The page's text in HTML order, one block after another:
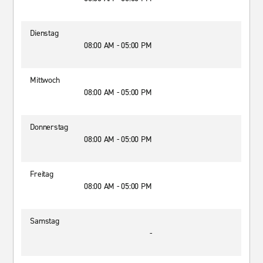
Dienstag
08:00 AM - 05:00 PM
Mittwoch
08:00 AM - 05:00 PM
Donnerstag
08:00 AM - 05:00 PM
Freitag
08:00 AM - 05:00 PM
Samstag
-